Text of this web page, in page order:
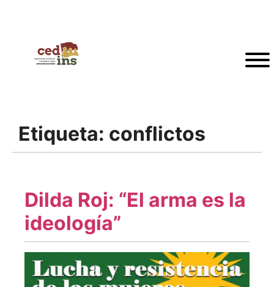
Etiqueta: conflictos
Dilda Roj: “El arma es la
ideología”